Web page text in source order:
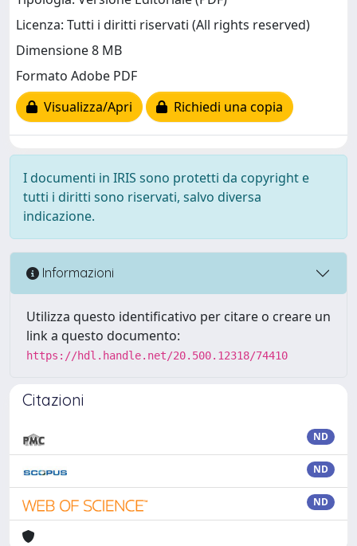
Licenza: Tutti i diritti riservati (All rights reserved)
Dimensione 8 MB
Formato Adobe PDF
Visualizza/Apri
Richiedi una copia
I documenti in IRIS sono protetti da copyright e
tutti i diritti sono riservati, salvo diversa
indicazione.
Informazioni
Utilizza questo identificativo per citare o creare un
link a questo documento:
https://hdl.handle.net/20.500.12318/74410
Citazioni
ND
ND
ND